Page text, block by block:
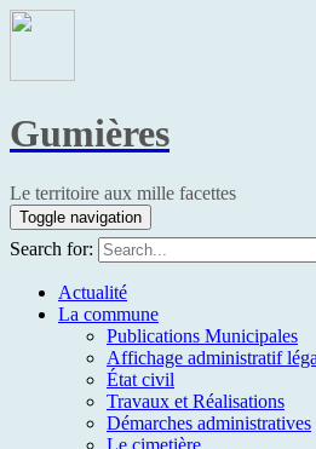
Gumières
Le territoire aux mille facettes
Toggle navigation
Search for:
Actualité
La commune
Publications Municipales
Affichage administratif
État civil
Travaux et Réalisations
Démarches administratives
Le cimetière